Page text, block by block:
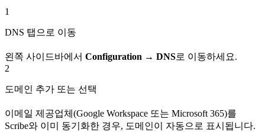
1
DNS 탭으로 이동
왼쪽 사이드바에서 Configuration → DNS로 이동하세요.
2
도메인 추가 또는 선택
이메일 제공업체(Google Workspace 또는 Microsoft 365)를
Scribe와 이미 동기화한 경우, 도메인이 자동으로 표시됩니다.